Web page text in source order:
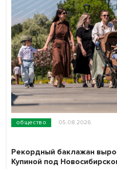
общество 05.08.2026
Рекордный баклажан
Купиной под